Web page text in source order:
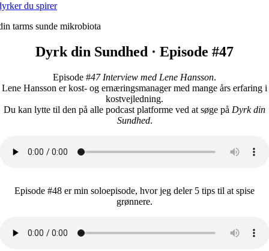
du spirer
Dyrk din Sundhed · Episode #47
Episode #47 Interview med Lene Hansson.
Lene Hansson er kost- og ernæringsmanager med mange års erfaring i
kostvejledning.
Du kan lytte til den på alle podcast platforme ved at søge på Dyrk din
Sundhed.
Episode #48 er min soloepisode, hvor jeg deler 5 tips til at spise
grønnere.